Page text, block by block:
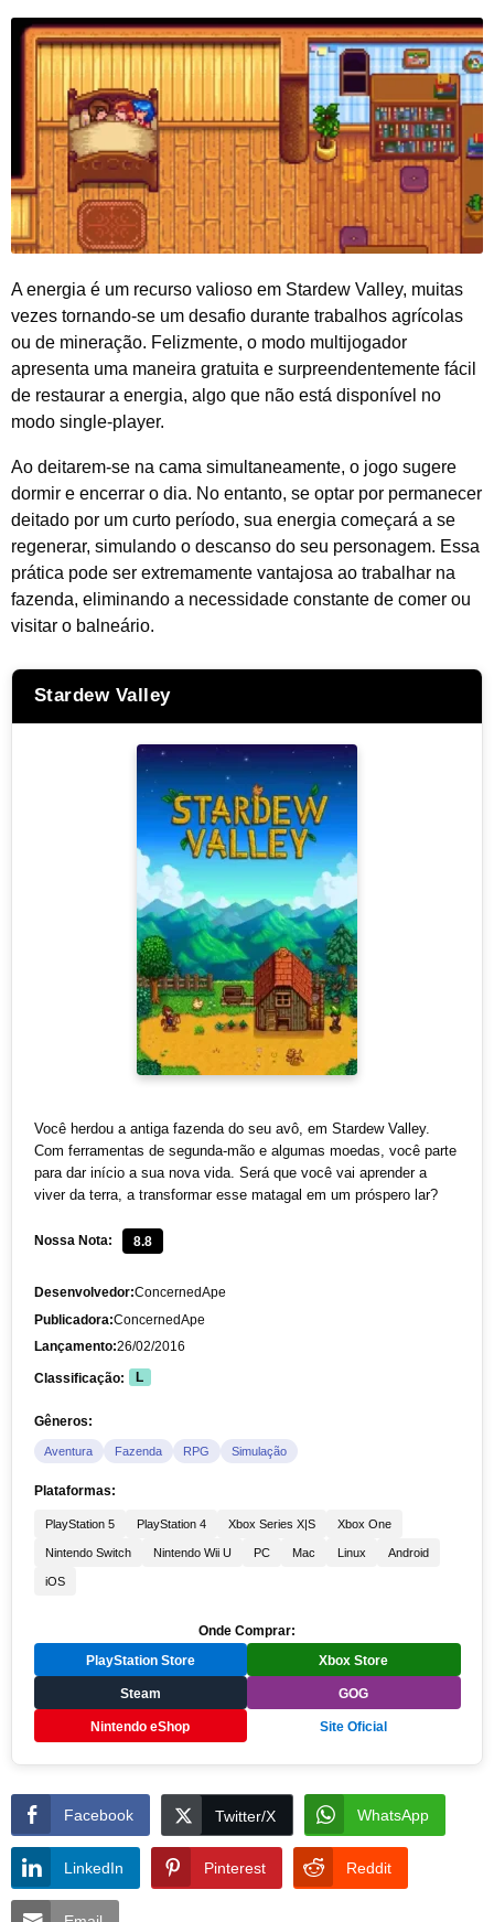
A energia é um recurso valioso em Stardew Valley, muitas
vezes tornando-se um desafio durante trabalhos agrícolas
ou de mineração. Felizmente, o modo multijogador
apresenta uma maneira gratuita e surpreendentemente fácil
de restaurar a energia, algo que não está disponível no
modo single-player.
Ao deitarem-se na cama simultaneamente, o jogo sugere
dormir e encerrar o dia. No entanto, se optar por permanecer
deitado por um curto período, sua energia começará a se
regenerar, simulando o descanso do seu personagem. Essa
prática pode ser extremamente vantajosa ao trabalhar na
fazenda, eliminando a necessidade constante de comer ou
visitar o balneário.
Stardew Valley
Você herdou a antiga fazenda do seu avô, em Stardew Valley.
Com ferramentas de segunda-mão e algumas moedas, você parte
para dar início a sua nova vida. Será que você vai aprender a
viver da terra, a transformar esse matagal em um próspero lar?
Nossa Nota: 8.8
Desenvolvedor:ConcernedApe
Publicadora:ConcernedApe
Lançamento:26/02/2016
Classificação: L
Gêneros:
Aventura Fazenda RPG Simulação
Plataformas:
PlayStation 5 PlayStation 4 Xbox Series X|S Xbox One
Nintendo Switch Nintendo Wii U PC Mac Linux Android
iOS
Onde Comprar:
PlayStation Store Xbox Store
Steam GOG
Nintendo eShop Site Oficial
Facebook Twitter/X WhatsApp
LinkedIn Pinterest Reddit